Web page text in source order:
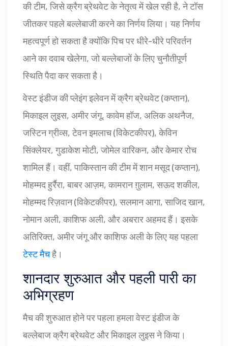
की टीम, जिसे क्रैग ब्रेथवेट के नेतृत्व में खेल रही है, ने टॉस
जीतकर पहले बल्लेबाजी करने का निर्णय लिया। यह निर्णय
महत्वपूर्ण हो सकता है क्योंकि पिच पर धीरे-धीरे परिवर्तन
आने का दवाब खेलेगा, जो बल्लेबाजों के लिए चुनौतीपूर्ण
स्थिति पैदा कर सकता है।
वेस्ट इंडीज की प्लेइंग इलेवन में क्रैग ब्रेथवेट (कप्तान),
मिकाइल लुइस, अमीर जंगू, कावेम हॉज, अलिक अथनैज,
जस्टिन ग्रीव्स, टेवन इमलाच (विकेटकीपर), केविन
सिंक्लेयर, गुडाकेश मोटी, जोमेल वारिकन, और केमार रोच
शामिल हैं। वहीं, पाकिस्तान की टीम में शान मसूद (कप्तान),
मोहम्मद हुर्रैरा, बाबर आज़म, कामरान ग़ुलाम, सऊद शकील,
मोहम्मद रिज़वान (विकेटकीपर), सलमान आगा, साजिद खान,
नोमान अली, काशिफ अली, और अबरार अहमद हैं। इसके
अतिरिक्त, अमीर जंगू और काशिफ अली के लिए यह पहला
टेस्ट मैचहै।
शानदार शुरुआत और पहली पारी का
अभिग्रहण
मैच की शुरुआत होने पर पहला हमला वेस्ट इंडीज के
बल्लेबाज क्रैग ब्रेथवेट और मिकाइल लुइस ने किया।